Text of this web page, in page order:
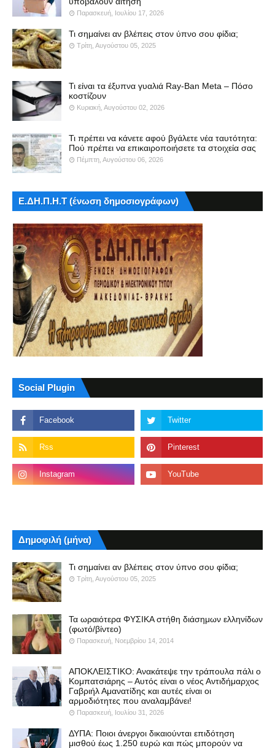
Παρασκευή, Ιουλίου 17, 2026
Τι σημαίνει αν βλέπεις στον ύπνο σου φίδια;
Τρίτη, Αυγούστου 05, 2025
Τι είναι τα έξυπνα γυαλιά Ray-Ban Meta – Πόσο
κοστίζουν
Κυριακή, Αυγούστου 02, 2026
Τι πρέπει να κάνετε αφού βγάλετε νέα ταυτότητα:
Πού πρέπει να επικαιροποιήσετε τα στοιχεία σας
Πέμπτη, Αυγούστου 06, 2026
Ε.ΔΗ.Π.Η.Τ (ένωση δημοσιογράφων)
Social Plugin
Δημοφιλή (μήνα)
Τι σημαίνει αν βλέπεις στον ύπνο σου φίδια;
Τρίτη, Αυγούστου 05, 2025
Τα ωραιότερα ΦΥΣΙΚΑ στήθη διάσημων ελληνίδων
(φωτό/βίντεο)
Παρασκευή, Νοεμβρίου 14, 2014
ΑΠΟΚΛΕΙΣΤΙΚΟ: Ανακάτεψε την τράπουλα πάλι ο
Κομπατσιάρης – Αυτός είναι ο νέος Αντιδήμαρχος
Γαβριήλ Αμανατίδης και αυτές είναι οι
αρμοδιότητες που αναλαμβάνει!
Παρασκευή, Ιουλίου 31, 2026
ΔΥΠΑ: Ποιοι άνεργοι δικαιούνται επιδότηση
μισθού έως 1.250 ευρώ και πώς μπορούν να